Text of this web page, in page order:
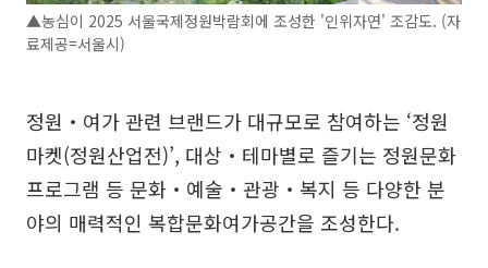
▲농심이 2025 서울국제정원박람회에 조성한 '인위자연' 조감도. (자
료제공=서울시)
정원‧여가 관련 브랜드가 대규모로 참여하는 ‘정원
마켓(정원산업전)’, 대상‧테마별로 즐기는 정원문화
프로그램 등 문화‧예술‧관광‧복지 등 다양한 분
야의 매력적인 복합문화여가공간을 조성한다.